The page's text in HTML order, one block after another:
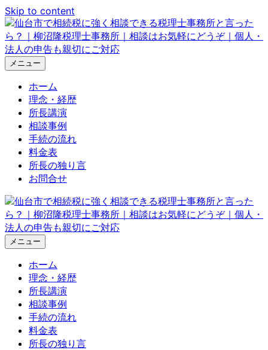
Skip to content
メニュー
ホーム
理念・経歴
所長講演
相談事例
手続の流れ
料金表
所長の独り言
お問合せ
メニュー
ホーム
理念・経歴
所長講演
相談事例
手続の流れ
料金表
所長の独り言